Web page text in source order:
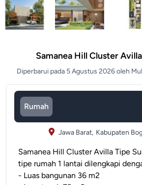
Samanea Hill Cluster
Diperbarui pada 5 Agustus 2026 oleh
Rumah
Jawa Barat, Kabupaten
Samanea Hill Cluster Avilla Tipe
tipe rumah 1 lantai dilengkapi
- Luas bangunan 36 m2